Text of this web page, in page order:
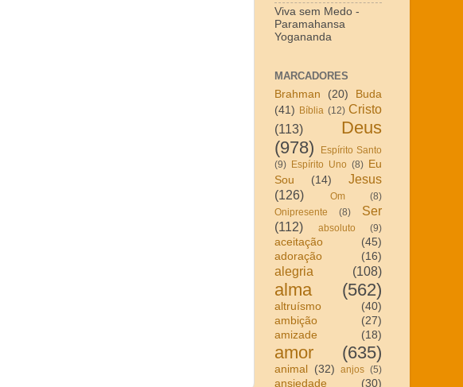
Viva sem Medo -
Paramahansa
Yogananda
MARCADORES
Brahman
(20)
Buda
(41) Bíblia (12) Cristo
(113)
Deus
(978)
Espírito Santo
(9) Espírito Uno (8) Eu
Sou
(14)
Jesus
(126)
Om
(8)
Onipresente
(8)
Ser
(112)
absoluto (9)
aceitação
(45)
adoração
(16)
alegria (108)
alma (562)
altruísmo
(40)
ambição
(27)
amizade
(18)
amor (635)
animal (32) anjos (5)
ansiedade
(30)